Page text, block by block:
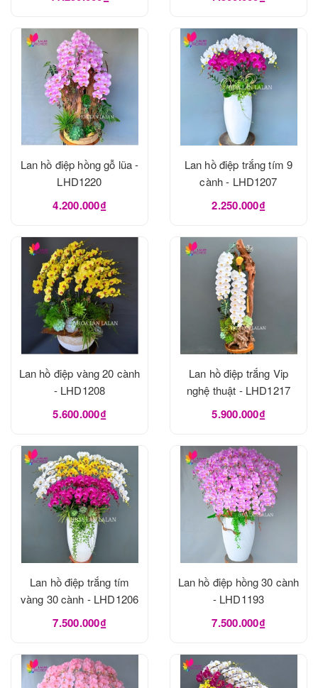
Lan hồ điệp hồng gỗ lũa -
LHD1220
4.200.000₫
Lan hồ điệp trắng tím 9
cành - LHD1207
2.250.000₫
Lan hồ điệp vàng 20 cành
- LHD1208
5.600.000₫
Lan hồ điệp trắng Vip
nghệ thuật - LHD1217
5.900.000₫
Lan hồ điệp trắng tím
vàng 30 cành - LHD1206
7.500.000₫
Lan hồ điệp hồng 30 cành
- LHD1193
7.500.000₫